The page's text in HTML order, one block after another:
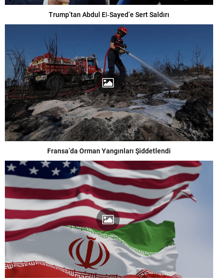
Trump’tan Abdul El‑Sayed’e Sert Saldırı
Fransa’da Orman Yangınları Şiddetlendi